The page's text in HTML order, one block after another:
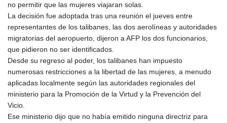
no permitir que las mujeres viajaran solas.
La decisión fue adoptada tras una reunión el jueves entre
representantes de los talibanes, las dos aerolíneas y autoridades
migratorias del aeropuerto, dijeron a AFP los dos funcionarios,
que pidieron no ser identificados.
Desde su regreso al poder, los talibanes han impuesto
numerosas restricciones a la libertad de las mujeres, a menudo
aplicadas localmente según las autoridades regionales del
ministerio para la Promoción de la Virtud y la Prevención del
Vicio.
Ese ministerio dijo que no había emitido ninguna directriz para